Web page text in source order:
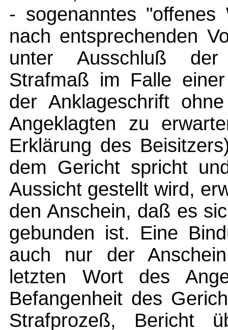
- sogenanntes "offenes
nach entsprechenden
unter Ausschluß der
Strafmaß im Falle
der Anklageschrift
Angeklagten zu
Erklärung des
dem Gericht spricht
Aussicht gestellt wird,
den Anschein, daß es
gebunden ist. Eine
auch nur der
letzten Wort des
Befangenheit des
Strafprozeß, Bericht